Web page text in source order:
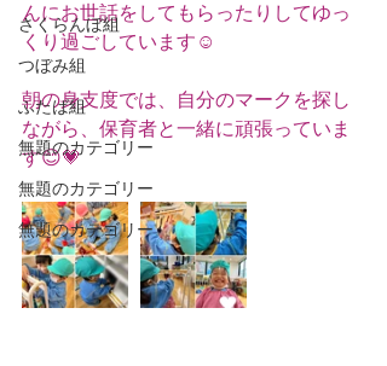
さくらんぼ組
つぼみ組
ふたば組
無題のカテゴリー
無題のカテゴリー
無題のカテゴリー
んにお世話をしてもらったりしてゆっ
くり過ごしています☺️
朝の身支度では、自分のマークを探し
ながら、保育者と一緒に頑張っていま
す😊💗